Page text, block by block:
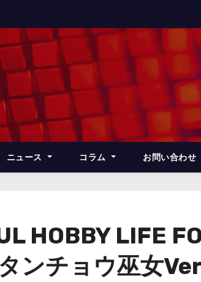
ニュース コラム お問い合わせ
HOBBY LIFE
ンチョウ巫女